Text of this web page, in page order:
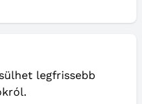
legfrissebb